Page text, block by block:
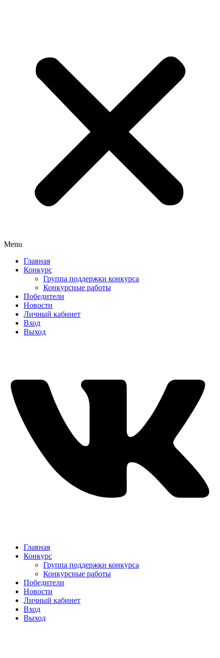
Menu
Главная
Конкурс
Группа поддержки конкурса
Конкурсные работы
Победители
Новости
Личный кабинет
Вход
Выход
Главная
Конкурс
Группа поддержки конкурса
Конкурсные работы
Победители
Новости
Личный кабинет
Вход
Выход